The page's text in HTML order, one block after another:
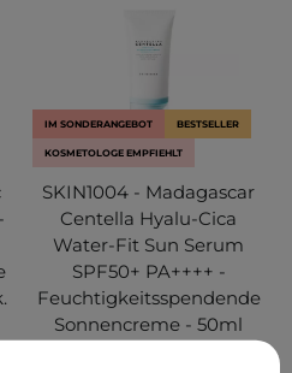
IM SONDERANGEBOT BESTSELLER
KOSMETOLOGE EMPFIEHLT
SKIN1004 - Madagascar
Centella Hyalu-Cica
Water-Fit Sun Serum
SPF50+ PA++++ -
Feuchtigkeitsspendende
Sonnencreme - 50ml